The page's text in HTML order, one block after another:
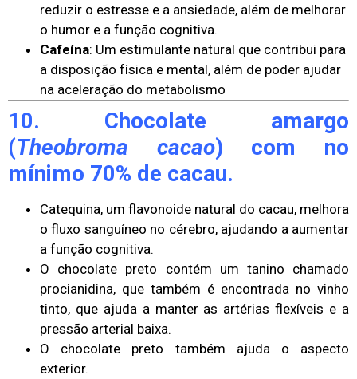
reduzir o estresse e a ansiedade, além de melhorar
o humor e a função cognitiva.
Cafeína: Um estimulante natural que contribui para
a disposição física e mental, além de poder ajudar
na aceleração do metabolismo
10. Chocolate amargo
(Theobroma cacao) com no
mínimo 70% de cacau.
Catequina, um flavonoide natural do cacau, melhora
o fluxo sanguíneo no cérebro, ajudando a aumentar
a função cognitiva.
O chocolate preto contém um tanino chamado
procianidina, que também é encontrada no vinho
tinto, que ajuda a manter as artérias flexíveis e a
pressão arterial baixa.
O chocolate preto também ajuda o aspecto
exterior.